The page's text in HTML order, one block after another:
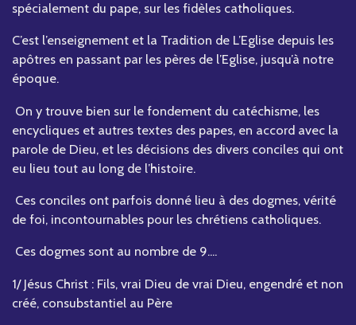
spécialement du pape, sur les fidèles catholiques.
C’est l’enseignement et la Tradition de L’Eglise depuis les
apôtres en passant par les pères de l’Eglise, jusqu’à notre
époque.
On y trouve bien sur le fondement du catéchisme, les
encycliques et autres textes des papes, en accord avec la
parole de Dieu, et les décisions des divers conciles qui ont
eu lieu tout au long de l’histoire.
Ces conciles ont parfois donné lieu à des dogmes, vérité
de foi, incontournables pour les chrétiens catholiques.
Ces dogmes sont au nombre de 9....
1/ Jésus Christ : Fils, vrai Dieu de vrai Dieu, engendré et non
créé, consubstantiel au Père